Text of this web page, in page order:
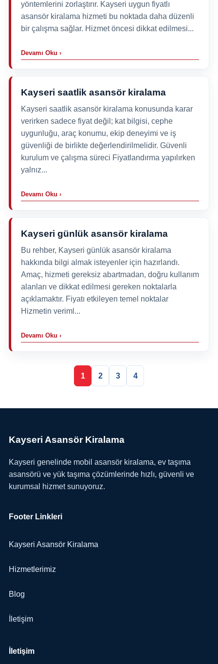
yöntemlerini zorlaştırır. Kayseri uygun fiyatlı
asansör kiralama hizmeti bu noktada daha düzenli
bir çalışma sağlar. Hizmet öncesi dikkat edilmesi...
Devamı Oku ›
Kayseri saatlik asansör kiralama
Kayseri saatlik asansör kiralama konusunda karar
verirken sadece fiyat değil; kat bilgisi, cephe
uygunluğu, araç konumu, ekip deneyimi ve iş
güvenliği de birlikte değerlendirilmelidir. Güvenli
kurulum ve çalışma süreci Fiyatlandırma yapılırken
yalnız...
Devamı Oku ›
Kayseri günlük asansör kiralama
Bu rehber, Kayseri günlük asansör kiralama
hakkında bilgi almak isteyenler için hazırlandı.
Amaç, hizmeti gereksiz abartmadan, doğru kullanım
alanları ve dikkat edilmesi gereken noktalarla
açıklamaktır. Fiyatı etkileyen temel noktalar
Hizmetin veriml...
Devamı Oku ›
1 2 3 4
Kayseri Asansör Kiralama
Kayseri genelinde mobil asansör kiralama, ev taşıma
asansörü ve yük taşıma çözümlerinde hızlı, güvenli ve
kurumsal hizmet sunuyoruz.
Footer Linkleri
Kayseri Asansör Kiralama
Hizmetlerimiz
Blog
İletişim
İletişim